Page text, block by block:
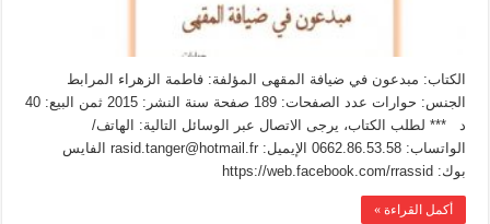
الكتاب: مبدعون في ضيافة المقهى المؤلفة: فاطمة الزهراء المرابط
الجنس: حوارات عدد الصفحات: 189 صفحة سنة النشر: 2015 ثمن البيع: 40
د *** لطلب الكتاب، يرجى الاتصال عبر الوسائل التالية: الهاتف/
الواتساب: 0662.86.53.58 الإيميل: rasid.tanger@hotmail.fr الفايس
بوك: https://web.facebook.com/rrassid
أكمل القراءة »